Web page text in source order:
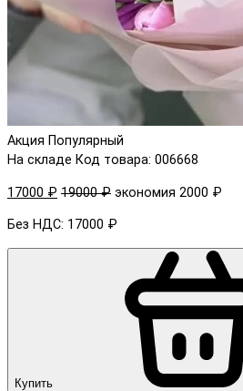
Акция Популярный
На складе Код товара: 006668
17000 ₽ 19000 ₽ экономия 2000 ₽
Без НДС: 17000 ₽
Купить